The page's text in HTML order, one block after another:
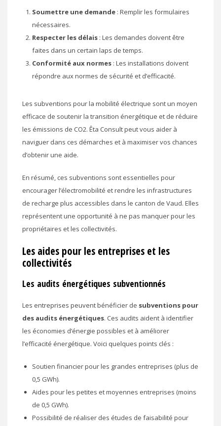
Soumettre une demande : Remplir les formulaires
nécessaires.
Respecter les délais : Les demandes doivent être
faites dans un certain laps de temps.
Conformité aux normes : Les installations doivent
répondre aux normes de sécurité et d’efficacité.
Les subventions pour la mobilité électrique sont un moyen
efficace de soutenir la transition énergétique et de réduire
les émissions de CO2. Êta Consult peut vous aider à
naviguer dans ces démarches et à maximiser vos chances
d’obtenir une aide.
En résumé, ces subventions sont essentielles pour
encourager l’électromobilité et rendre les infrastructures
de recharge plus accessibles dans le canton de Vaud. Elles
représentent une opportunité à ne pas manquer pour les
propriétaires et les collectivités.
Les aides pour les entreprises et les
collectivités
Les audits énergétiques subventionnés
Les entreprises peuvent bénéficier de subventions pour
des audits énergétiques. Ces audits aident à identifier
les économies d’énergie possibles et à améliorer
l’efficacité énergétique. Voici quelques points clés :
Soutien financier pour les grandes entreprises (plus de
0,5 GWh).
Aides pour les petites et moyennes entreprises (moins
de 0,5 GWh).
Possibilité de réaliser des études de faisabilité pour